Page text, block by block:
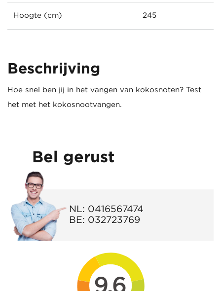
Hoogte (cm) 245
Beschrijving
Hoe snel ben jij in het vangen van kokosnoten? Test
het met het kokosnootvangen.
Bel gerust
NL: 0416567474
BE: 032723769